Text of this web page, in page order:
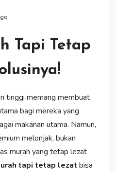
Tapi Tetap
tinggi memang membuat
bagi mereka yang
makanan utama. Namun,
melonjak, bukan
murah yang tetap lezat
tapi tetap lezat bisa